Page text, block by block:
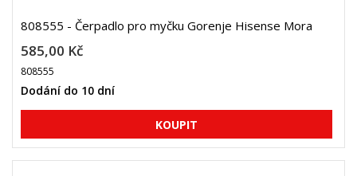
808555 - Čerpadlo pro myčku Gorenje Hisense Mora
585,00 Kč
808555
Dodání do 10 dní